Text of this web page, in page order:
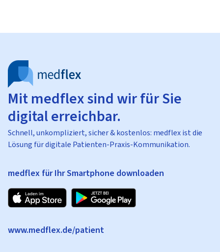
Mit medflex sind wir für Sie
digital erreichbar.
Schnell, unkompliziert, sicher & kostenlos: medflex ist die
Lösung für digitale Patienten-Praxis-Kommunikation.
medflex für Ihr Smartphone downloaden
www.medflex.de/patient